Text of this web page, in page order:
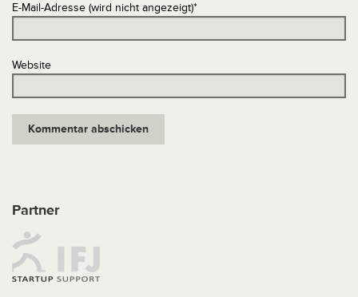
E-Mail-Adresse (wird nicht angezeigt)*
Website
Partner